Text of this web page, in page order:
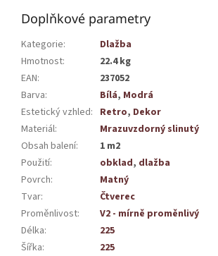
Doplňkové parametry
Kategorie:
Dlažba
Hmotnost:
22.4 kg
EAN:
237052
Barva: Bílá, Modrá
Estetický vzhled: Retro, Dekor
Materiál:
Mrazuvzdorný slinutý
Obsah balení:
1 m2
Použití: obklad, dlažba
Povrch:
Matný
Tvar:
Čtverec
Proměnlivost:
V2 - mírně proměnlivý
Délka:
225
Šířka:
225